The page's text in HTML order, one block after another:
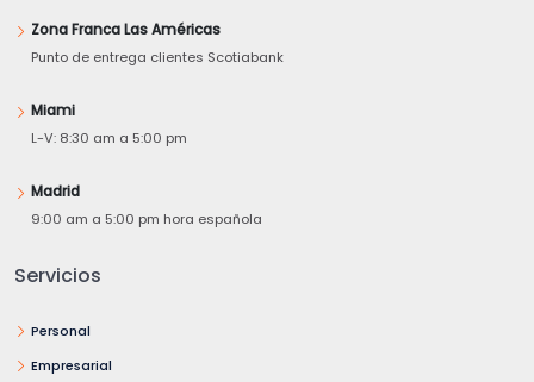
Zona Franca Las Américas
Punto de entrega clientes Scotiabank
Miami
L-V: 8:30 am a 5:00 pm
Madrid
9:00 am a 5:00 pm hora española
Servicios
Personal
Empresarial